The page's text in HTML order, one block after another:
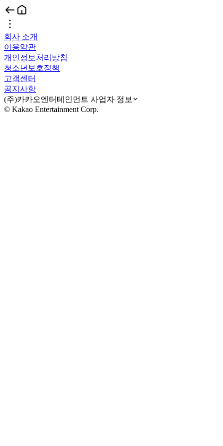
회사 소개
이용약관
개인정보처리방침
청소년보호정책
고객센터
공지사항
(주)카카오엔터테인먼트 사업자 정보
© Kakao Entertainment Corp.